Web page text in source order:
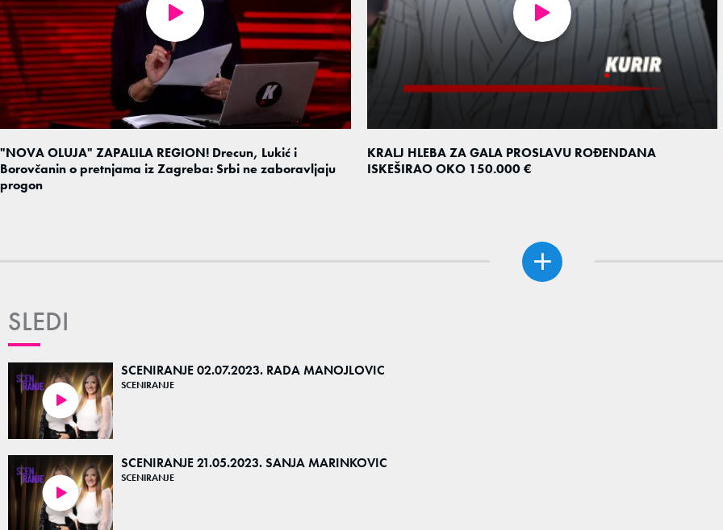
"NOVA OLUJA" ZAPALILA REGION! Drecun, Lukić i
Borovčanin o pretnjama iz Zagreba: Srbi ne zaboravljaju
progon
KRALJ HLEBA ZA GALA PROSLAVU ROĐENDANA
ISKEŠIRAO OKO 150.000 €
SLEDI
01:13:49
SCENIRANJE 02.07.2023. RADA MANOJLOVIC
SCENIRANJE
01:33:11
SCENIRANJE 21.05.2023. SANJA MARINKOVIC
SCENIRANJE